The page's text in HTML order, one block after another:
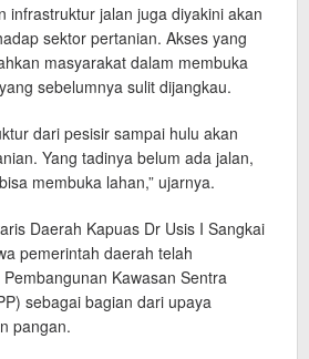
infrastruktur jalan juga diyakini akan
sektor pertanian. Akses yang
masyarakat dalam membuka
sebelumnya sulit dijangkau.
dari pesisir sampai hulu akan
Yang tadinya belum ada jalan,
membuka lahan,” ujarnya.
Daerah Kapuas Dr Usis I Sangkai
pemerintah daerah telah
Kawasan Sentra
sebagai bagian dari upaya
pangan.